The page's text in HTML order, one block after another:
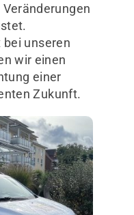
unseren
wir einen
einer
Zukunft.